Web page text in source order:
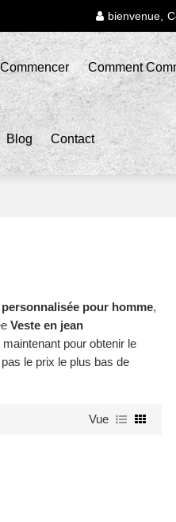
bienvenue,
Comment
Blog Contact
personnalisée pour homme,
Veste en jean
pour obtenir le
le prix le plus bas de
Vue